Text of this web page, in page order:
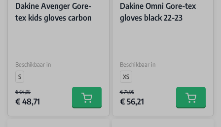
Dakine Avenger Gore-
tex kids gloves carbon
Beschikbaar in
S
€ 64,95
€ 48,71 Add to cart
Dakine Omni Gore-tex
gloves black 22-23
Beschikbaar in
XS
€ 74,95
€ 56,21 Add to